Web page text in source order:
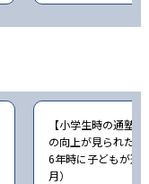
【小学生時の通塾
の向上が見られた
6年時に子どもが通
月）